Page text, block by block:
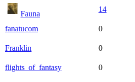
Fauna
14
fanatucom 0
Franklin 0
flights_of_fantasy 0